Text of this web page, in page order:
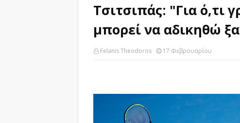
Τσιτσιπάς: "Για ό,τι
μπορεί να αδικηθώ
Felanis Theodoros 17 Φεβρουαρίου